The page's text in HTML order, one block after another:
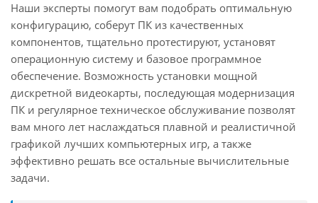
Наши эксперты помогут вам подобрать оптимальную
конфигурацию, соберут ПК из качественных
компонентов, тщательно протестируют, установят
операционную систему и базовое программное
обеспечение. Возможность установки мощной
дискретной видеокарты, последующая модернизация
ПК и регулярное техническое обслуживание позволят
вам много лет наслаждаться плавной и реалистичной
графикой лучших компьютерных игр, а также
эффективно решать все остальные вычислительные
задачи.